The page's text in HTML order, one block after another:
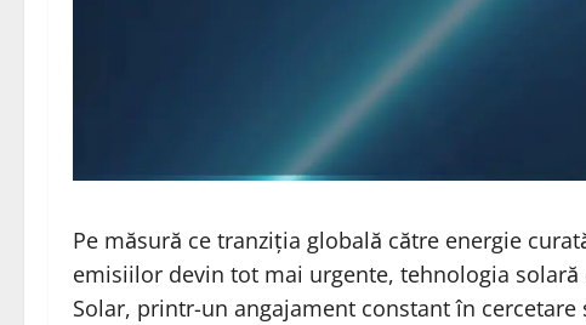
Pe măsură ce tranziția globală către energie
emisiilor devin tot mai urgente, tehnologia
Solar, printr-un angajament constant în